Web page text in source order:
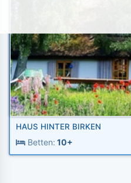
HAUS HINTER BIRKEN
Betten: 10+